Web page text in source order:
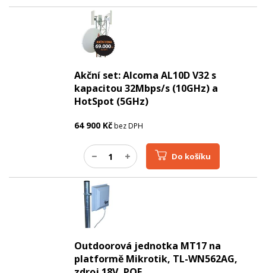
Akční set: Alcoma AL10D V32 s
kapacitou 32Mbps/s (10GHz) a
HotSpot (5GHz)
64 900 Kčbez DPH
Do košíku
Outdoorová jednotka MT17 na
platformě Mikrotik, TL-WN562AG,